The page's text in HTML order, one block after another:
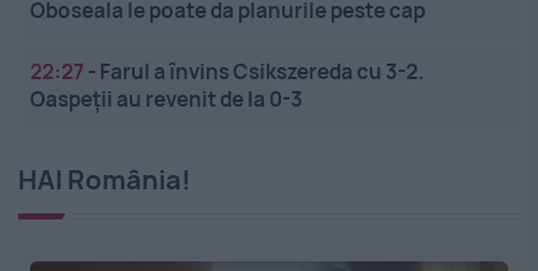
Oboseala le poate da planurile peste cap
22:27 - Farul a învins Csikszereda cu 3-2.
Oaspeții au revenit de la 0-3
HAI România!